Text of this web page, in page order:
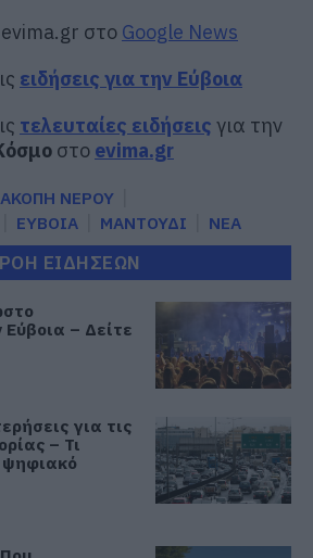
στο Google News
ειδήσεις για την Εύβοια
τελευταίες ειδήσεις για την
στο evima.gr
ΝΕΡΟΥ
ΕΥΒΟΙΑ ΜΑΝΤΟΥΔΙ ΝΕΑ
ΡΟΗ ΕΙΔΗΣΕΩΝ
– Δείτε
για τις
– Τι
ψηφιακό